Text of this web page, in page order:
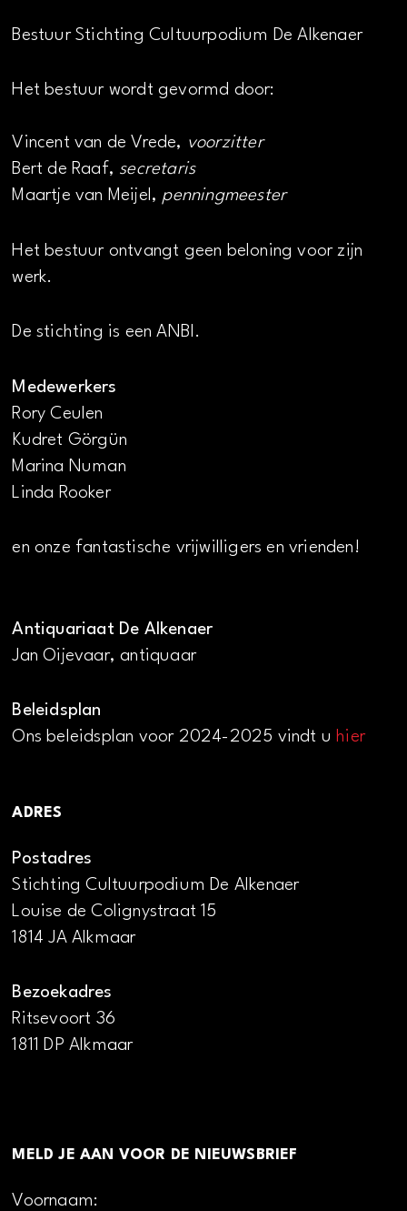
Bestuur Stichting Cultuurpodium De Alkenaer
Het bestuur wordt gevormd door:
Vincent van de Vrede, voorzitter
Bert de Raaf, secretaris
Maartje van Meijel, penningmeester
Het bestuur ontvangt geen beloning voor zijn
werk.
De stichting is een ANBI.
Medewerkers
Rory Ceulen
Kudret Görgün
Marina Numan
Linda Rooker
en onze fantastische vrijwilligers en vrienden!
Antiquariaat De Alkenaer
Jan Oijevaar, antiquaar
Beleidsplan
Ons beleidsplan voor 2024-2025 vindt uhier
ADRES
Postadres
Stichting Cultuurpodium De Alkenaer
Louise de Colignystraat 15
1814 JA Alkmaar
Bezoekadres
Ritsevoort 36
1811 DP Alkmaar
MELD JE AAN VOOR DE NIEUWSBRIEF
Voornaam: